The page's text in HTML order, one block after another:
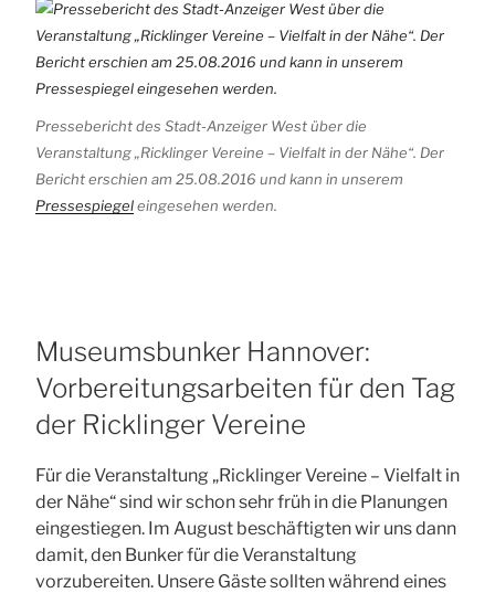
Pressebericht des Stadt-Anzeiger West über die
Veranstaltung „Ricklinger Vereine – Vielfalt in der Nähe“. Der
Bericht erschien am 25.08.2016 und kann in unserem
Pressespiegeleingesehen werden.
Museumsbunker Hannover:
Vorbereitungsarbeiten für den Tag
der Ricklinger Vereine
Für die Veranstaltung „Ricklinger Vereine – Vielfalt in
der Nähe“ sind wir schon sehr früh in die Planungen
eingestiegen. Im August beschäftigten wir uns dann
damit, den Bunker für die Veranstaltung
vorzubereiten. Unsere Gäste sollten während eines